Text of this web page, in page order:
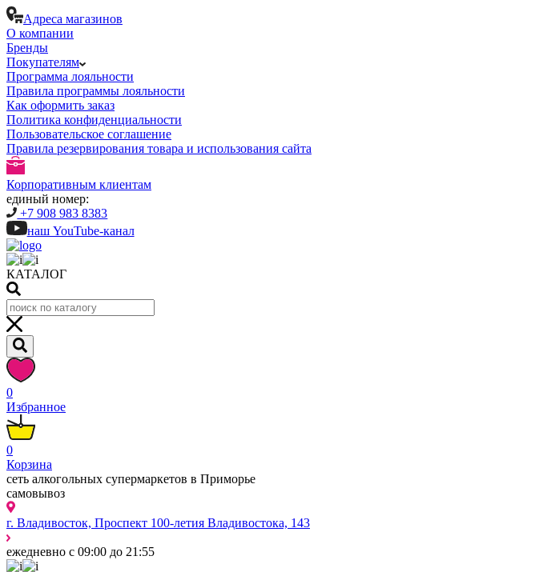
Адреса магазинов
О компании
Бренды
Покупателям
Программа лояльности
Правила программы лояльности
Как оформить заказ
Политика конфиденциальности
Пользовательское соглашение
Правила резервирования товара и использования сайта
Корпоративным клиентам
единый номер:
+7 908 983 8383
наш YouTube-канал
КАТАЛОГ
0
Избранное
0
Корзина
сеть алкогольных супермаркетов в Приморье
самовывоз
г. Владивосток, Проспект 100-летия Владивостока, 143
ежедневно с 09:00 до 21:55